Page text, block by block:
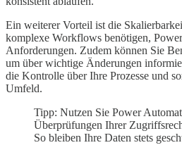
Ein weiterer Vorteil ist die
komplexe Workflows benötigen,
Anforderungen. Zudem können Sie
um über wichtige Änderungen
die Kontrolle über Ihre Prozesse und
Umfeld.
Tipp: Nutzen Sie Power
Überprüfungen Ihrer
So bleiben Ihre Daten stets